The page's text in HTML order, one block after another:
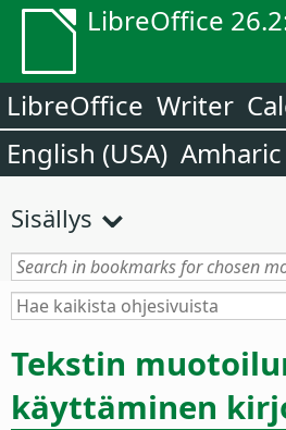
LibreOffice
LibreOffice Writer
English (USA) Amharic
Sisällys
Tekstin
käyttäminen